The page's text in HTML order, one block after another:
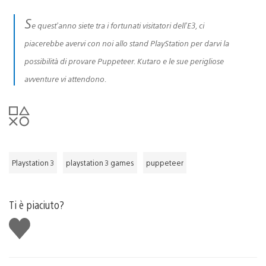
Se quest’anno siete tra i fortunati visitatori dell’E3, ci
piacerebbe avervi con noi allo stand PlayStation per darvi la
possibilità di provare Puppeteer. Kutaro e le sue perigliose
avventure vi attendono.
Playstation 3 playstation 3 games puppeteer
Ti è piaciuto?
Mi
piace